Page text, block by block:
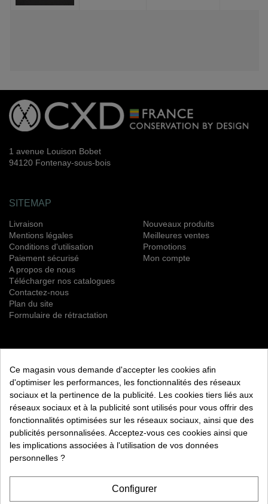
1 avenue Louison Bobet
94120 Fontenay-sous-bois
SITEMAP
Livraison
Mentions légales
Conditions d'utilisation
Paiement sécurisé
A propos de nous
Télécharger nos catalogues
Contactez-nous
Plan du site
Formulaire de rétractation
Nouveaux produits
Meilleures ventes
Promotions
Mon compte
S’ABONNER
Vous pouvez vous désinscrire à tout moment. Vous trouverez
pour cela nos informations de contact dans les conditions
d'utilisation du site.
RETROUVEZ NOUS ÉGALEMENT SUR LES RÉSEAUX
SOCIAUX :
Ce magasin vous demande d'accepter les cookies afin
d'optimiser les performances, les fonctionnalités des réseaux
sociaux et la pertinence de la publicité. Les cookies tiers liés aux
réseaux sociaux et à la publicité sont utilisés pour vous offrir des
fonctionnalités optimisées sur les réseaux sociaux, ainsi que des
publicités personnalisées. Acceptez-vous ces cookies ainsi que
les implications associées à l'utilisation de vos données
personnelles ?
Configurer